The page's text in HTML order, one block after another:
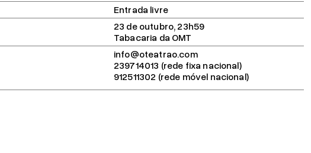
Entrada livre
23 de outubro, 23h59
Tabacaria da OMT
info@oteatrao.com
239714013 (rede fixa nacional)
912511302 (rede móvel nacional)